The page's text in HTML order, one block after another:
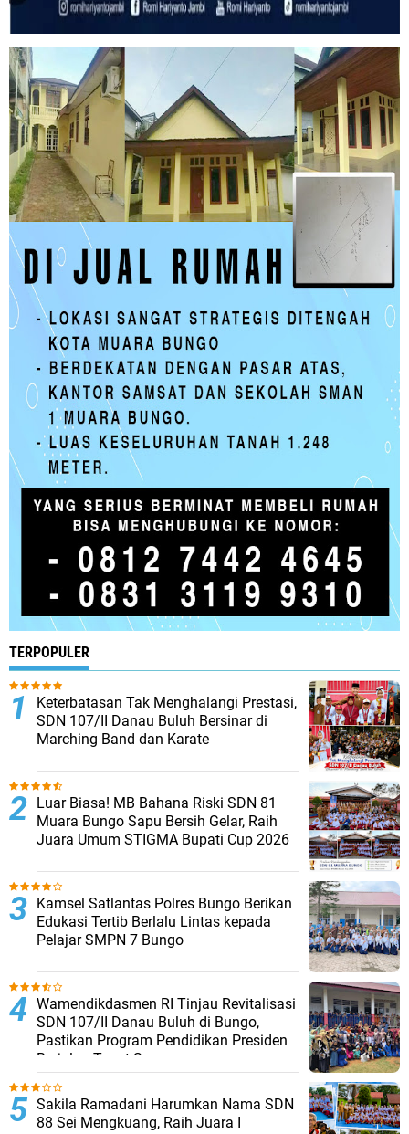
TERPOPULER
Keterbatasan Tak Menghalangi Prestasi,
SDN 107/II Danau Buluh Bersinar di
Marching Band dan Karate
Luar Biasa! MB Bahana Riski SDN 81
Muara Bungo Sapu Bersih Gelar, Raih
Juara Umum STIGMA Bupati Cup 2026
Kamsel Satlantas Polres Bungo Berikan
Edukasi Tertib Berlalu Lintas kepada
Pelajar SMPN 7 Bungo
Wamendikdasmen RI Tinjau Revitalisasi
SDN 107/II Danau Buluh di Bungo,
Pastikan Program Pendidikan Presiden
Berjalan Tepat Sasaran
Sakila Ramadani Harumkan Nama SDN
88 Sei Mengkuang, Raih Juara I